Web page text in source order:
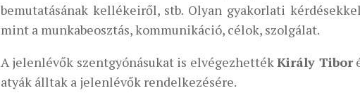
bemutatásának kellékeiről, stb. Olyan gyakorlati
mint a munkabeosztás, kommunikáció, célok, szolgálat.
A jelenlévők szentgyónásukat is elvégezhettékKirály Tibor
atyák álltak a jelenlévők rendelkezésére.